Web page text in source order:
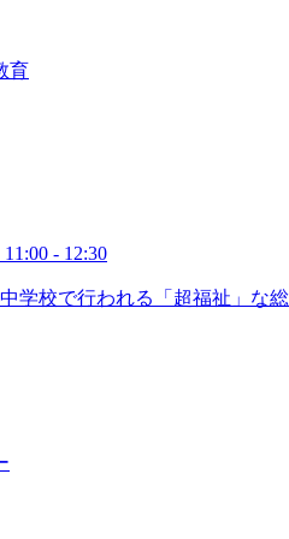
育
11:00 - 12:30
学校で行われる「超福祉」な